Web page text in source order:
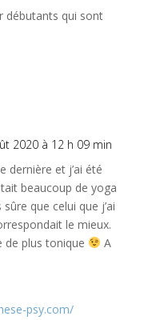
débutants qui sont
2020 à 12 h 09 min
dernière et j’ai été
beaucoup de yoga
que celui que j’ai
le mieux.
de plus tonique
A
psy.com/